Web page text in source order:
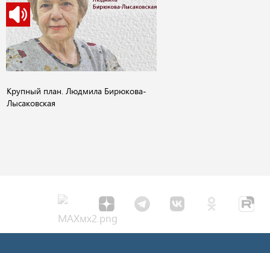
Крупный план. Людмила Бирюкова-
Лысаковская